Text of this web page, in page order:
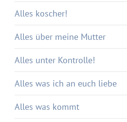
Alles koscher!
Alles über meine Mutter
Alles unter Kontrolle!
Alles was ich an euch liebe
Alles was kommt